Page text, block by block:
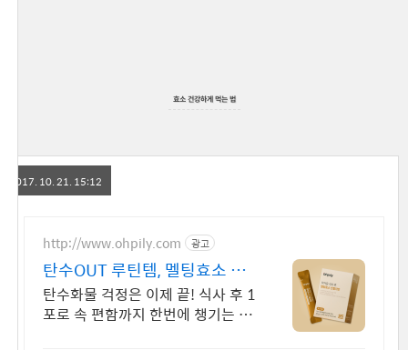
효소 건강하게 먹는 법
2017. 10. 21. 15:12
http://www.ohpily.com 광고
탄수OUT 루틴템, 멜팅효소 카
플친 3천원 할인
탄수화물 걱정은 이제 끝! 식사 후 1
포로 속 편함까지 한번에 챙기는 멜